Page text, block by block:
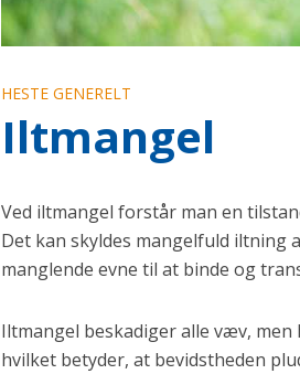
HESTE GENERELT
Iltmangel
Ved iltmangel forstår man en
Det kan skyldes mangelfuld iltning
manglende evne til at binde og
Iltmangel beskadiger alle væv,
hvilket betyder, at bevidstheden